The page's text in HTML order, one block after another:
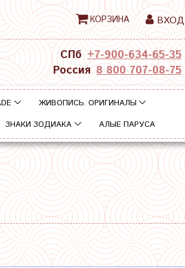
КОРЗИНА ВХОД
СПб +7-900-634-65-35
Россия 8 800 707-08-75
ЖИВОПИСЬ. ОРИГИНАЛЫ
ЗНАКИ ЗОДИАКА
АЛЫЕ ПАРУСА